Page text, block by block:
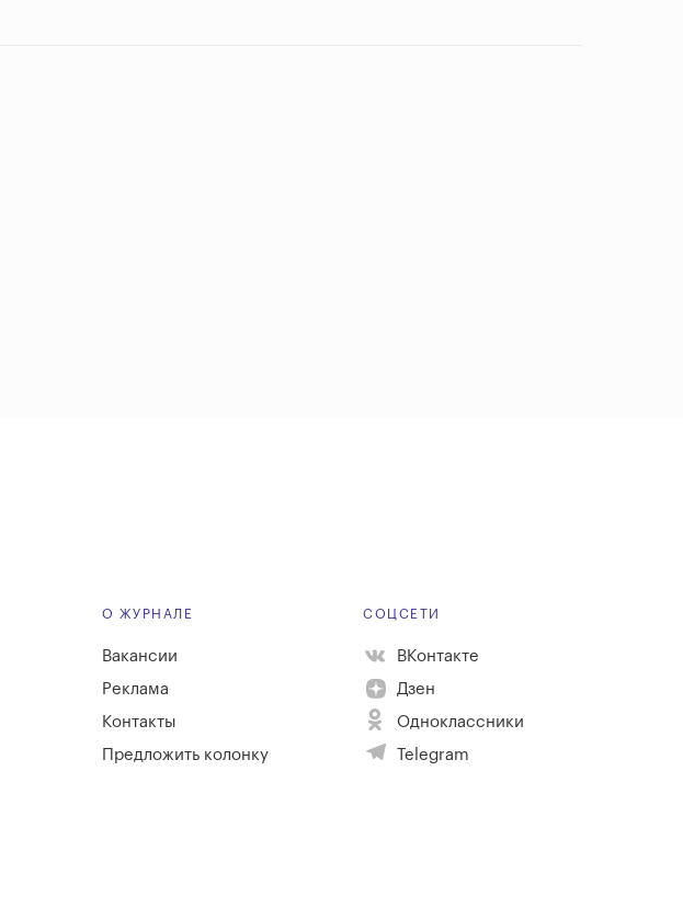
О ЖУРНАЛЕ
Вакансии
Реклама
Контакты
Предложить колонку
СОЦСЕТИ
ВКонтакте
Дзен
Одноклассники
Telegram